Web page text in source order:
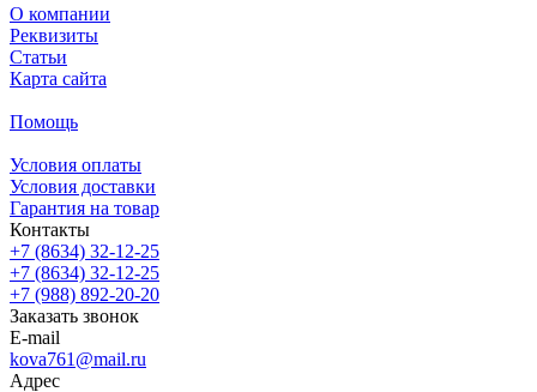
О компании
Реквизиты
Статьи
Карта сайта
Помощь
Условия оплаты
Условия доставки
Гарантия на товар
Контакты
+7 (8634) 32-12-25
+7 (8634) 32-12-25
+7 (988) 892-20-20
Заказать звонок
E-mail
kova761@mail.ru
Адрес